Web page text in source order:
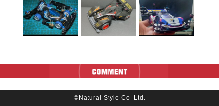
©Natural Style Co, Ltd.